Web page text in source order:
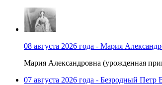
08 августа 2026 года - Мария
Мария Александровна (урожденная
07 августа 2026 года - Безродный Петр